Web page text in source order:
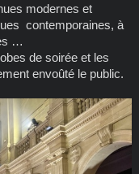
modernes et
contemporaines, à
…
de soirée et les
envoûté le public.